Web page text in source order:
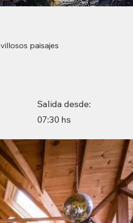
paisajes
Salida desde:
07:30 hs